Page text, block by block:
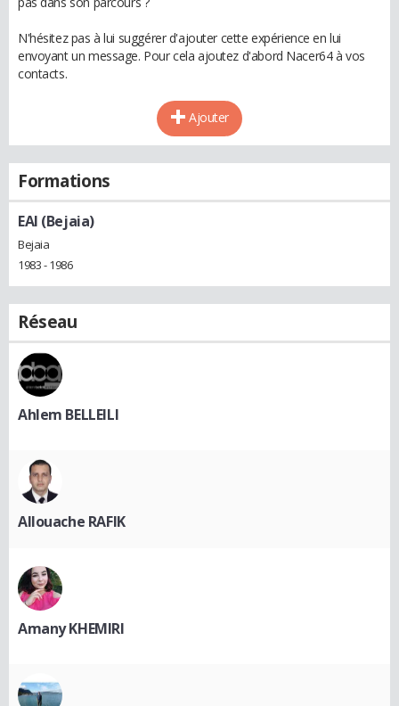
N'hésitez pas à lui suggérer d'ajouter cette expérience en lui
envoyant un message. Pour cela ajoutez d'abord Nacer64 à vos
contacts.
Ajouter
Formations
EAI (Bejaia)
Bejaia
1983 - 1986
Réseau
Ahlem BELLEILI
Allouache RAFIK
Amany KHEMIRI